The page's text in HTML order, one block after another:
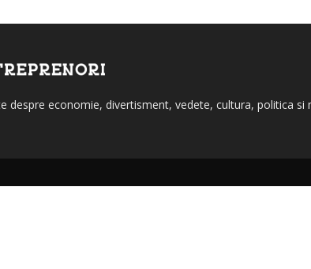
economie, divertisment, vedete, cultura, politica si